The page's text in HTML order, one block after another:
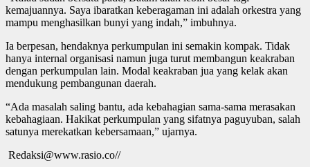
kemajuannya. Saya ibaratkan keberagaman ini adalah orkestra yang
mampu menghasilkan bunyi yang indah,” imbuhnya.
Ia berpesan, hendaknya perkumpulan ini semakin kompak. Tidak
hanya internal organisasi namun juga turut membangun keakraban
dengan perkumpulan lain. Modal keakraban jua yang kelak akan
mendukung pembangunan daerah.
“Ada masalah saling bantu, ada kebahagian sama-sama merasakan
kebahagiaan. Hakikat perkumpulan yang sifatnya paguyuban, salah
satunya merekatkan kebersamaan,” ujarnya.
Redaksi@www.rasio.co//